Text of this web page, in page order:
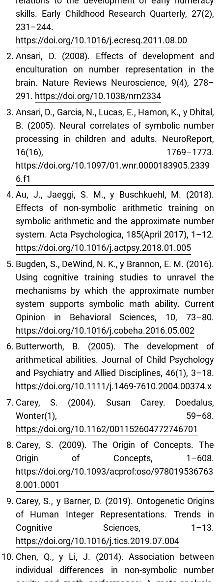
skills. Early Childhood Research Quarterly, 27(2),
231–244.
https://doi.org/10.1016/j.ecresq.2011.08.00
Ansari, D. (2008). Effects of development and
enculturation on number representation in the
brain. Nature Reviews Neuroscience, 9(4), 278–
291. https://doi.org/10.1038/nrn2334
Ansari, D., Garcia, N., Lucas, E., Hamon, K., y Dhital,
B. (2005). Neural correlates of symbolic number
processing in children and adults. NeuroReport,
16(16), 1769–1773.
https://doi.org/10.1097/01.wnr.0000183905.2339
6.f1
Au, J., Jaeggi, S. M., y Buschkuehl, M. (2018).
Effects of non-symbolic arithmetic training on
symbolic arithmetic and the approximate number
system. Acta Psychologica, 185(April 2017), 1–12.
https://doi.org/10.1016/j.actpsy.2018.01.005
Bugden, S., DeWind, N. K., y Brannon, E. M. (2016).
Using cognitive training studies to unravel the
mechanisms by which the approximate number
system supports symbolic math ability. Current
Opinion in Behavioral Sciences, 10, 73–80.
https://doi.org/10.1016/j.cobeha.2016.05.002
Butterworth, B. (2005). The development of
arithmetical abilities. Journal of Child Psychology
and Psychiatry and Allied Disciplines, 46(1), 3–18.
https://doi.org/10.1111/j.1469-7610.2004.00374.x
Carey, S. (2004). Susan Carey. Doedalus,
Wonter(1), 59–68.
https://doi.org/10.1162/001152604772746701
Carey, S. (2009). The Origin of Concepts. The
Origin of Concepts, 1–608.
https://doi.org/10.1093/acprof:oso/978019536763
8.001.0001
Carey, S., y Barner, D. (2019). Ontogenetic Origins
of Human Integer Representations. Trends in
Cognitive Sciences, 1–13.
https://doi.org/10.1016/j.tics.2019.07.004
Chen, Q., y Li, J. (2014). Association between
individual differences in non-symbolic number